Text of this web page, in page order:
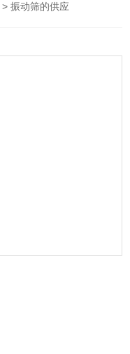
> 振动筛的供应